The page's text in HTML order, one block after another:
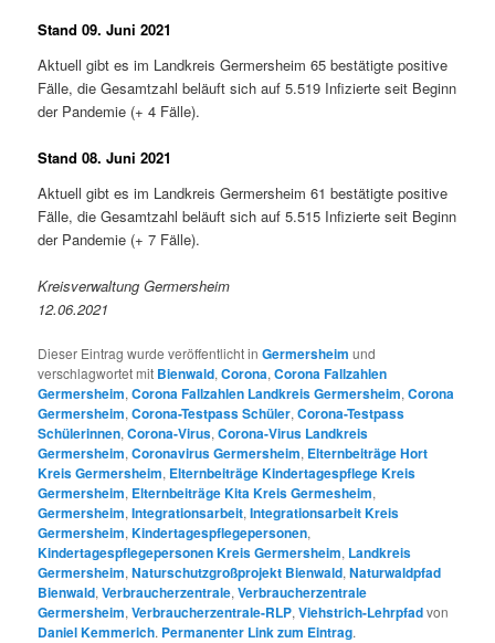
Stand 09. Juni 2021
Aktuell gibt es im Landkreis Germersheim 65 bestätigte positive
Fälle, die Gesamtzahl beläuft sich auf 5.519 Infizierte seit Beginn
der Pandemie (+ 4 Fälle).
Stand 08. Juni 2021
Aktuell gibt es im Landkreis Germersheim 61 bestätigte positive
Fälle, die Gesamtzahl beläuft sich auf 5.515 Infizierte seit Beginn
der Pandemie (+ 7 Fälle).
Kreisverwaltung Germersheim
12.06.2021
Dieser Eintrag wurde veröffentlicht inGermersheim und
verschlagwortet mit Bienwald,Corona,Corona Fallzahlen
Germersheim,Corona Fallzahlen Landkreis Germersheim,Corona
Germersheim,Corona-Testpass Schüler,Corona-Testpass
Schülerinnen,Corona-Virus,Corona-Virus Landkreis
Germersheim,Coronavirus Germersheim, Elternbeiträge Hort
Kreis Germersheim, Elternbeiträge Kindertagespflege Kreis
Germersheim, Elternbeiträge Kita Kreis Germesheim,
Germersheim,Integrationsarbeit,Integrationsarbeit Kreis
Germersheim,Kindertagespflegepersonen,
Kindertagespflegepersonen Kreis Germersheim, Landkreis
Germersheim,Naturschutzgroßprojekt Bienwald,Naturwaldpfad
Bienwald,Verbraucherzentrale,Verbraucherzentrale
Germersheim,Verbraucherzentrale-RLP,Viehstrich-Lehrpfadvon
Daniel Kemmerich. Permanenter Link zum Eintrag.